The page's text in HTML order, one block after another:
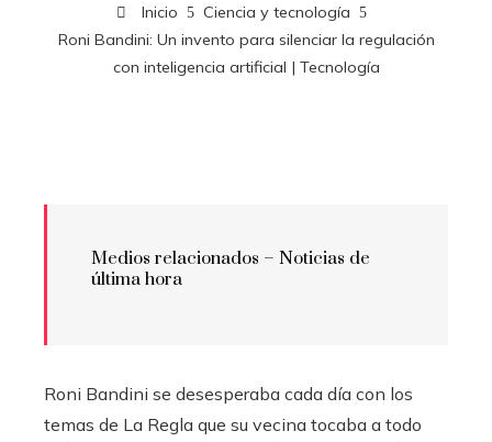
Inicio
Ciencia y tecnología
Roni Bandini: Un invento para silenciar la regulación
con inteligencia artificial | Tecnología
Medios relacionados – Noticias de
última hora
Roni Bandini se desesperaba cada día con los
temas de La Regla que su vecina tocaba a todo